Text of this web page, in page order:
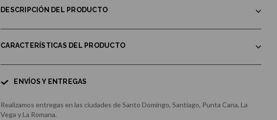
DESCRIPCIÓN DEL PRODUCTO
CARACTERÍSTICAS DEL PRODUCTO
ENVÍOS Y ENTREGAS
Realizamos entregas en las ciudades de Santo Domingo, Santiago, Punta Cana, La
Vega y La Romana.